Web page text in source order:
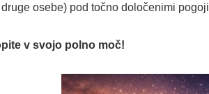
osebe) pod točno določenimi
v svojo polno moč!